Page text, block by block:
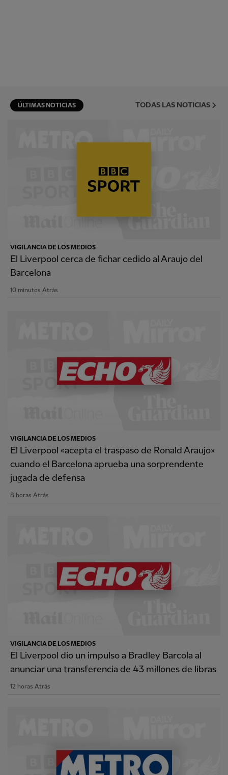
ÚLTIMAS NOTICIAS TODAS LAS NOTICIAS
VIGILANCIA DE LOS MEDIOS
El Liverpool cerca de fichar cedido al Araujo del
Barcelona
10 minutos Atrás
VIGILANCIA DE LOS MEDIOS
El Liverpool «acepta el traspaso de Ronald Araujo»
cuando el Barcelona aprueba una sorprendente
jugada de defensa
8 horas Atrás
VIGILANCIA DE LOS MEDIOS
El Liverpool dio un impulso a Bradley Barcola al
anunciar una transferencia de 43 millones de libras
12 horas Atrás